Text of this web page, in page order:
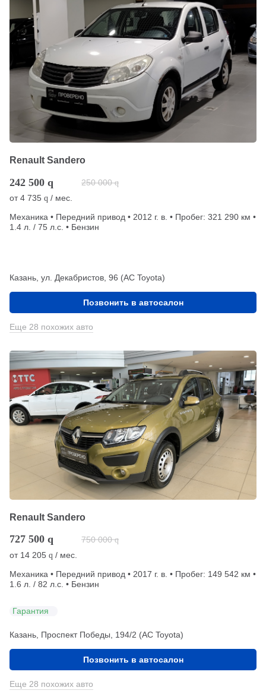
Renault Sandero
242 500 q 250 000 q
от4 735 q / мес.
Механика • Передний привод • 2012 г. в. • Пробег: 321 290 км •
1.4 л. / 75 л.с. • Бензин
Казань, ул. Декабристов, 96 (АС Toyota)
Позвонить в автосалон
Еще 28 похожих авто
Renault Sandero
727 500 q 750 000 q
от 14 205 q / мес.
Механика • Передний привод • 2017 г. в. • Пробег: 149 542 км •
1.6 л. / 82 л.с. • Бензин
Гарантия
Казань, Проспект Победы, 194/2 (АС Toyota)
Позвонить в автосалон
Еще 28 похожих авто